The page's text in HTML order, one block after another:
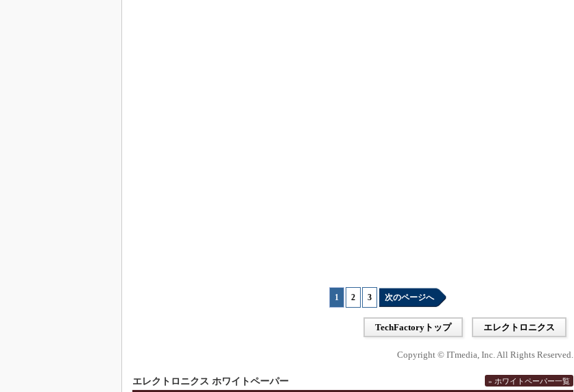
1 2 3 次のページへ
TechFactoryトップ エレクトロニクス
Copyright © ITmedia, Inc. All Rights Reserved.
エレクトロニクス ホワイトペーパー » ホワイトペーパー一覧